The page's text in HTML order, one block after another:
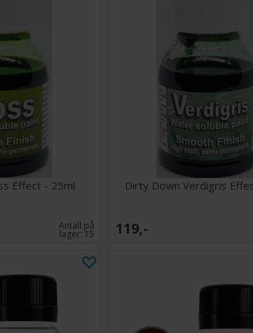
effekter.
Mer pigment, bedre verdi:
Inneholder nesten 3
pigment som ledende merker, til en lavere pris.
Perfekt for alle modelleringsprosjekter:Ideell for
sci-fi, historiske modeller, wargaming-miniatyrer og
dioramalandskap.
Medium Rust Pigments kan du tilføre dybde,
til prosjektene dine som aldri før. Forbedre modellene
forvitringseffekter i dag!
Effect - 25ml
Antall på
lager: 15
Dirty Down Verdigris
119,-